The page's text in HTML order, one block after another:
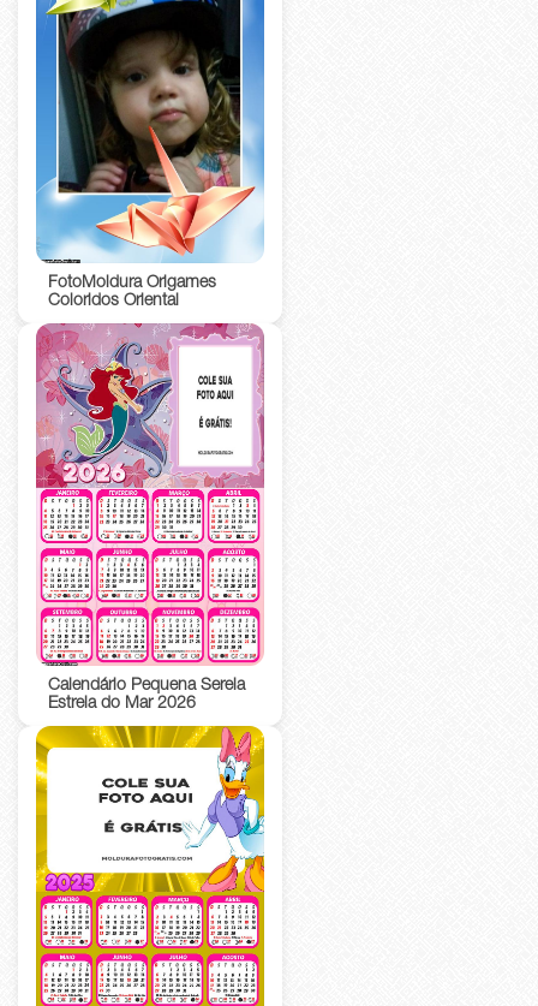
FotoMoldura Origames
Coloridos Oriental
Calendário Pequena Sereia
Estrela do Mar 2026